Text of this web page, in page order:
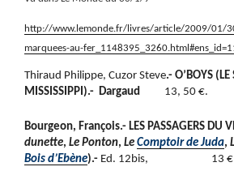
http://www.lemonde.fr/livres/article/2009/01/
marquees-au-
Thiraud Philippe, Cuzor Steve.- O’BOYS
MISSISSIPPI).- Dargaud 13, 50 €.
Bourgeon, François.- LES PASSAGERS DU
dunette, Le Ponton, Le Comptoir de Juda,
Bois d’Ebène).- Ed. 12bis, 13